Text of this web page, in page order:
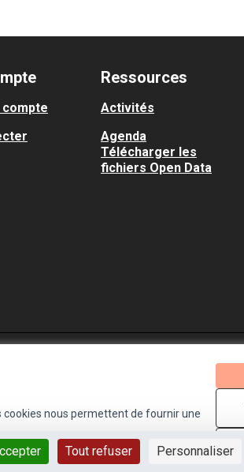
Tout refuser Personnaliser
cookies nous permettent de fournir une
Ressources
Activités
Agenda
Télécharger les
fichiers Open Data